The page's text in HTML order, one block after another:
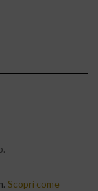
Scopri come